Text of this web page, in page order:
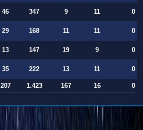
46 347 9 11
0
29 168 11 11
0
13 147 19 9
0
35 222 13 11 0
207 1.423 167 16 0